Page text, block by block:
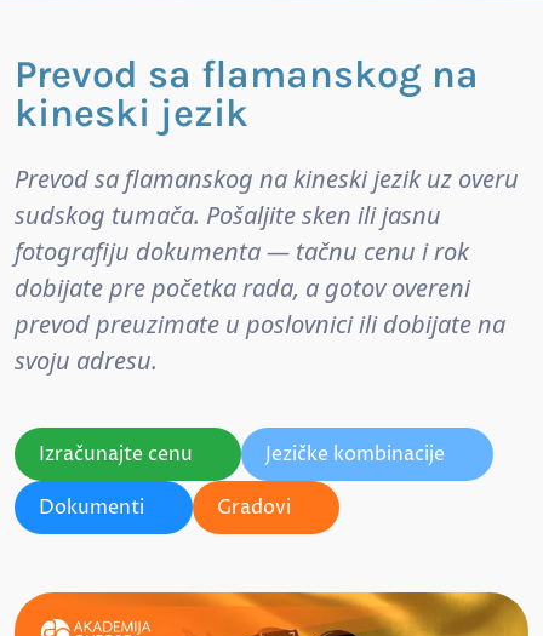
Prevod sa flamanskog na
kineski jezik
Prevod sa flamanskog na kineski jezik uz overu
sudskog tumača. Pošaljite sken ili jasnu
fotografiju dokumenta — tačnu cenu i rok
dobijate pre početka rada, a gotov overeni
prevod preuzimate u poslovnici ili dobijate na
svoju adresu.
Izračunajte cenu
Jezičke kombinacije
Dokumenti
Gradovi